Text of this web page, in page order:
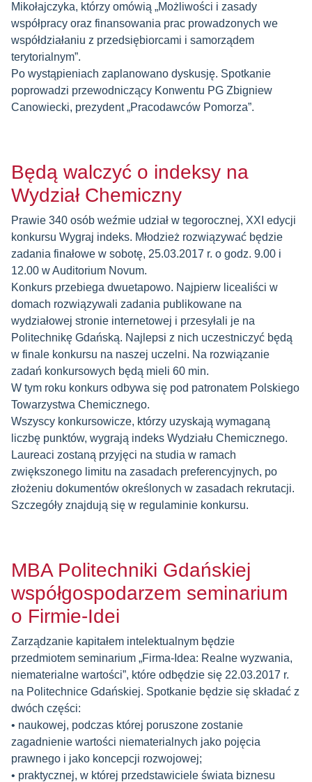
Mikołajczyka, którzy omówią „Możliwości i zasady
współpracy oraz finansowania prac prowadzonych we
współdziałaniu z przedsiębiorcami i samorządem
terytorialnym”.
Po wystąpieniach zaplanowano dyskusję. Spotkanie
poprowadzi przewodniczący Konwentu PG Zbigniew
Canowiecki, prezydent „Pracodawców Pomorza”.
Będą walczyć o indeksy na
Wydział Chemiczny
Prawie 340 osób weźmie udział w tegorocznej, XXI edycji
konkursu Wygraj indeks. Młodzież rozwiązywać będzie
zadania finałowe w sobotę, 25.03.2017 r. o godz. 9.00 i
12.00 w Auditorium Novum.
Konkurs przebiega dwuetapowo. Najpierw licealiści w
domach rozwiązywali zadania publikowane na
wydziałowej stronie internetowej i przesyłali je na
Politechnikę Gdańską. Najlepsi z nich uczestniczyć będą
w finale konkursu na naszej uczelni. Na rozwiązanie
zadań konkursowych będą mieli 60 min.
W tym roku konkurs odbywa się pod patronatem Polskiego
Towarzystwa Chemicznego.
Wszyscy konkursowicze, którzy uzyskają wymaganą
liczbę punktów, wygrają indeks Wydziału Chemicznego.
Laureaci zostaną przyjęci na studia w ramach
zwiększonego limitu na zasadach preferencyjnych, po
złożeniu dokumentów określonych w zasadach rekrutacji.
Szczegóły znajdują się w regulaminie konkursu.
MBA Politechniki Gdańskiej
współgospodarzem seminarium
o Firmie-Idei
Zarządzanie kapitałem intelektualnym będzie
przedmiotem seminarium „Firma-Idea: Realne wyzwania,
niematerialne wartości”, które odbędzie się 22.03.2017 r.
na Politechnice Gdańskiej. Spotkanie będzie się składać z
dwóch części:
• naukowej, podczas której poruszone zostanie
zagadnienie wartości niematerialnych jako pojęcia
prawnego i jako koncepcji rozwojowej;
• praktycznej, w której przedstawiciele świata biznesu